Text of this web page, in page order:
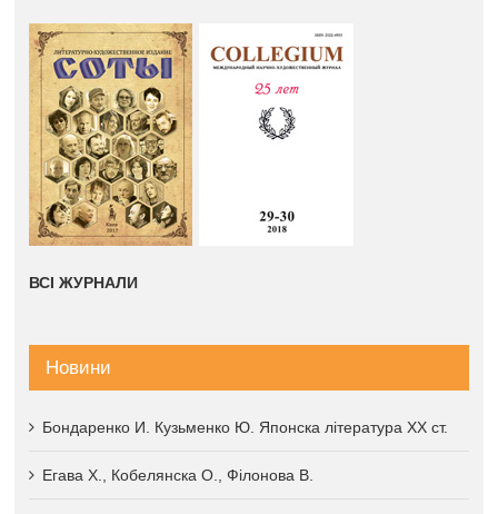
ВСІ ЖУРНАЛИ
Новини
Бондаренко И. Кузьменко Ю. Японска література XX ст.
Егава Х., Кобелянска О., Філонова В.